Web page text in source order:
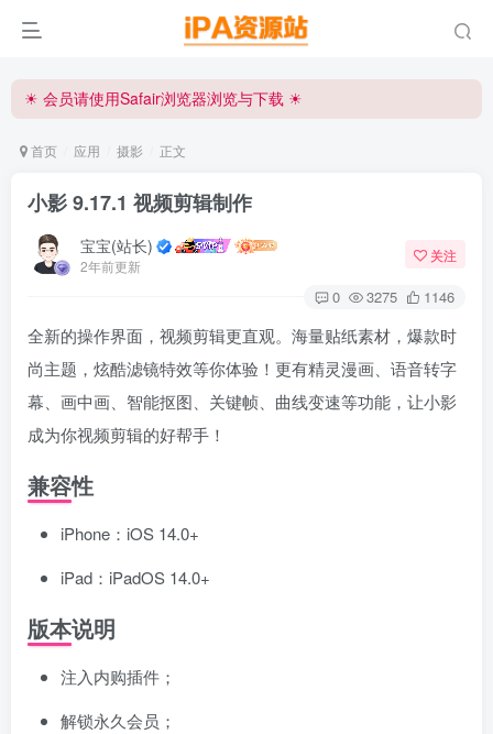
iPA资源站官方唯一客服微信:15504815558
iPA资源站官方唯一客服微信:15504815558
首页 应用 摄影 正文
小影 9.17.1 视频剪辑制作
宝宝(站长)
2年前更新
关注
0 3275 1146
全新的操作界面，视频剪辑更直观。海量贴纸素材，爆款时
尚主题，炫酷滤镜特效等你体验！更有精灵漫画、语音转字
幕、画中画、智能抠图、关键帧、曲线变速等功能，让小影
成为你视频剪辑的好帮手！
兼容性
iPhone：iOS 14.0+
iPad：iPadOS 14.0+
版本说明
注入内购插件；
解锁永久会员；